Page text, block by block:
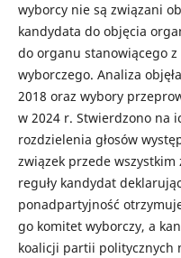
wyborcy nie są związani
kandydata do objęcia
do organu stanowiącego
wyborczego. Analiza
2018 oraz wybory
w 2024 r. Stwierdzono na
rozdzielenia głosów
związek przede
reguły kandydat
ponadpartyjność
go komitet wyborczy, a
koalicji partii politycznych